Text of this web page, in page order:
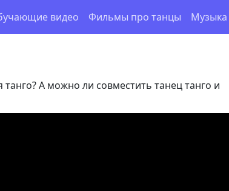
видео Фильмы про танцы Музыка
А можно ли совместить танец танго и